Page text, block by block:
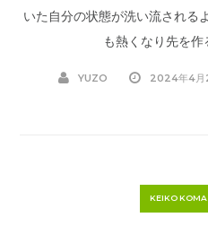
いた自分の状態が洗い流される
も熱くなり先を
YUZO 2024年4月
KEIKO KOMA